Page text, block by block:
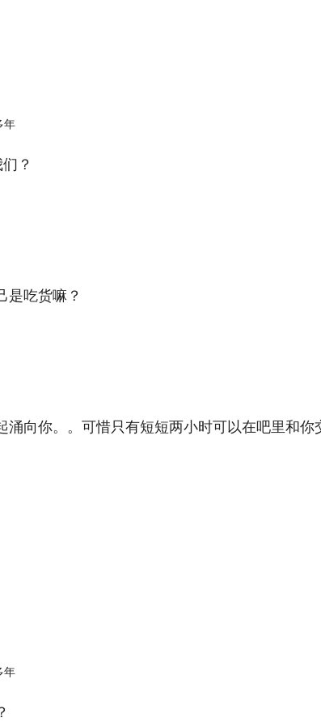
？
是吃货嘛？
向你。。可惜只有短短两小时可以在吧里和你